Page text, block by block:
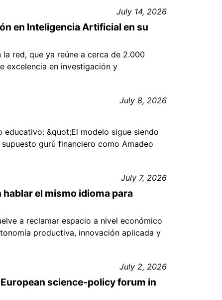
July 14, 2026
en Inteligencia Artificial en su
red, que ya reúne a cerca de 2.000
excelencia en investigación y
July 8, 2026
&quot;El modelo sigue siendo
gurú financiero como Amadeo
July 7, 2026
el mismo idioma para
a reclamar espacio a nivel económico
productiva, innovación aplicada y
July 2, 2026
science-policy forum in